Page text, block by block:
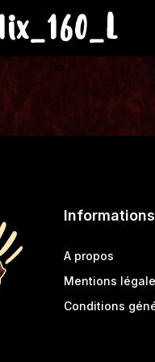
Informations
A propos
Mentions
Conditions